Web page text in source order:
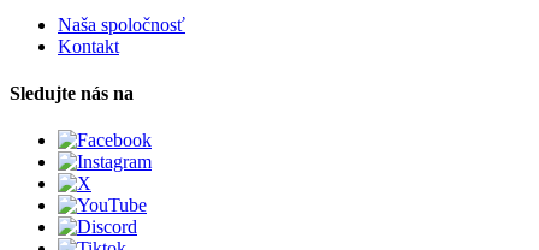
Naša spoločnosť
Kontakt
Sledujte nás na